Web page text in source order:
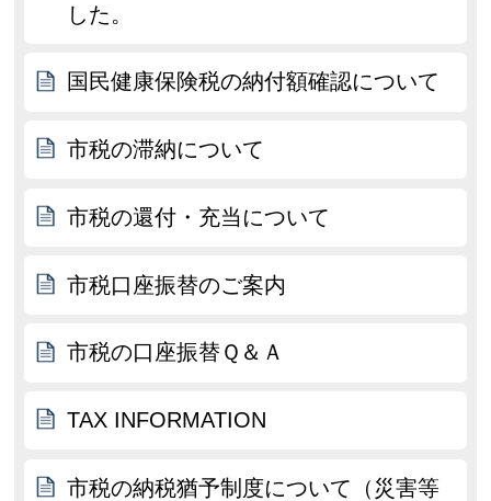
した。
国民健康保険税の納付額確認について
市税の滞納について
市税の還付・充当について
市税口座振替のご案内
市税の口座振替Ｑ＆Ａ
TAX INFORMATION
市税の納税猶予制度について（災害等